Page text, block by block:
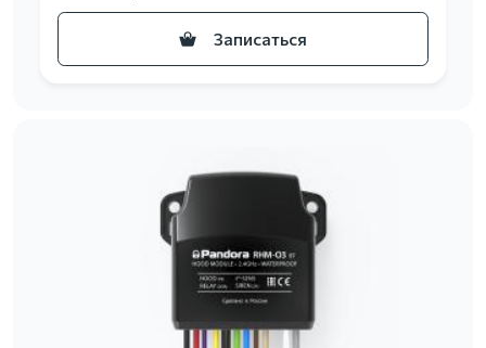
Записаться